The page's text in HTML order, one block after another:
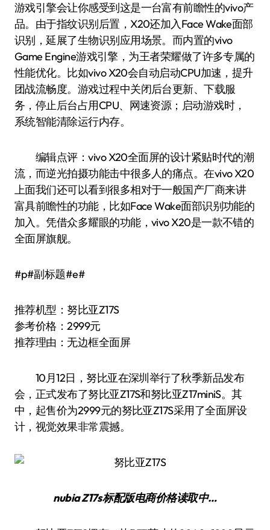
游戏引擎会让你感受到这是一台富有前瞻性的vivo产
品。由于指纹识别后置，X20还加入Face Wake面部
识别，延展了生物识别应用场景。而内置的vivo
Game Engine游戏引擎，为王者荣耀做了许多专属的
性能优化。比如vivo X20会自动启动CPU加速，提升
团战流畅度。游戏过程中关闭后台更新、下载服
务，停止后台占用CPU、网速资源；启动游戏时，
系统智能清除运行内存。
编辑点评：vivo X20全面屏的设计紧贴时代的潮
流，而逆光拍摄功能击中很多人的痛点。在vivo X20
上面我们还可以看到很多相对于一般国产厂商来讲
富具前瞻性的功能，比如Face Wake面部识别功能的
加入。凭借众多耀眼的功能，vivo X20是一款不错的
全面屏旗舰。
#p#副标题#e#
推荐机型：努比亚Z17S
参考价格：2999元
推荐理由：无边框全面屏
10月12日，努比亚在深圳举行了秋季新品发布
会，正式发布了努比亚Z17S和努比亚Z17miniS。其
中，起售价为2999元的努比亚Z17S采用了全面屏设
计，视觉效果非常震撼。
nubia Z17s 标配版电商价格读取中…